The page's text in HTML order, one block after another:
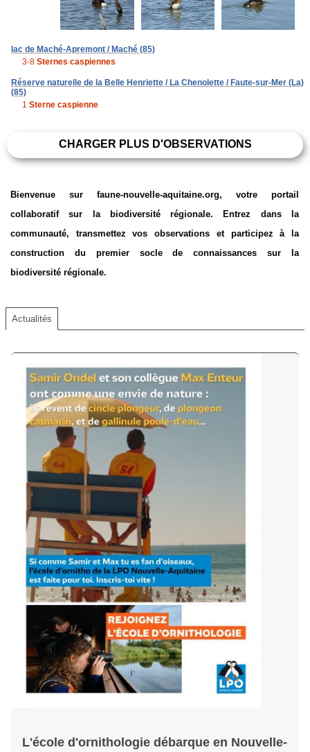
lac de Maché-Apremont / Maché (85)
3-8 Sternes caspiennes
Réserve naturelle de la Belle Henriette / La Chenolette / Faute-sur-Mer (La)
(85)
1 Sterne caspienne
CHARGER PLUS D'OBSERVATIONS
Bienvenue sur faune-nouvelle-aquitaine.org, votre portail
collaboratif sur la biodiversité régionale. Entrez dans la
communauté, transmettez vos observations et participez à la
construction du premier socle de connaissances sur la
biodiversité régionale.
Actualités
L'école d'ornithologie débarque en Nouvelle-